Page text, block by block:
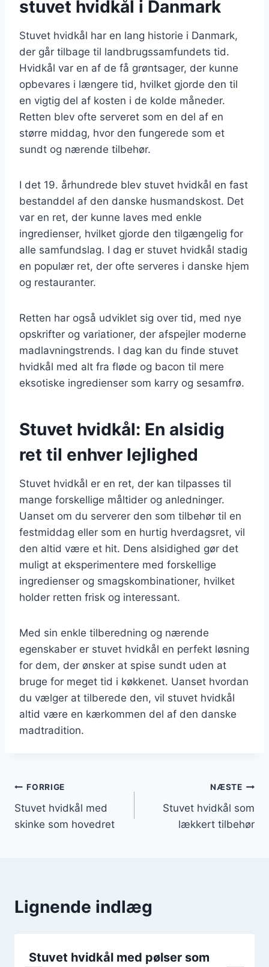
stuvet hvidkål i Danmark
Stuvet hvidkål har en lang historie i Danmark,
der går tilbage til landbrugssamfundets tid.
Hvidkål var en af de få grøntsager, der kunne
opbevares i længere tid, hvilket gjorde den til
en vigtig del af kosten i de kolde måneder.
Retten blev ofte serveret som en del af en
større middag, hvor den fungerede som et
sundt og nærende tilbehør.
I det 19. århundrede blev stuvet hvidkål en fast
bestanddel af den danske husmandskost. Det
var en ret, der kunne laves med enkle
ingredienser, hvilket gjorde den tilgængelig for
alle samfundslag. I dag er stuvet hvidkål stadig
en populær ret, der ofte serveres i danske hjem
og restauranter.
Retten har også udviklet sig over tid, med nye
opskrifter og variationer, der afspejler moderne
madlavningstrends. I dag kan du finde stuvet
hvidkål med alt fra fløde og bacon til mere
eksotiske ingredienser som karry og sesamfrø.
Stuvet hvidkål: En alsidig
ret til enhver lejlighed
Stuvet hvidkål er en ret, der kan tilpasses til
mange forskellige måltider og anledninger.
Uanset om du serverer den som tilbehør til en
festmiddag eller som en hurtig hverdagsret, vil
den altid være et hit. Dens alsidighed gør det
muligt at eksperimentere med forskellige
ingredienser og smagskombinationer, hvilket
holder retten frisk og interessant.
Med sin enkle tilberedning og nærende
egenskaber er stuvet hvidkål en perfekt løsning
for dem, der ønsker at spise sundt uden at
bruge for meget tid i køkkenet. Uanset hvordan
du vælger at tilberede den, vil stuvet hvidkål
altid være en kærkommen del af den danske
madtradition.
Indlægsnavigation
FORRIGE
Stuvet hvidkål med
skinke som hovedret
NÆSTE
Stuvet hvidkål som
lækkert tilbehør
Lignende indlæg
Stuvet hvidkål med pølser som